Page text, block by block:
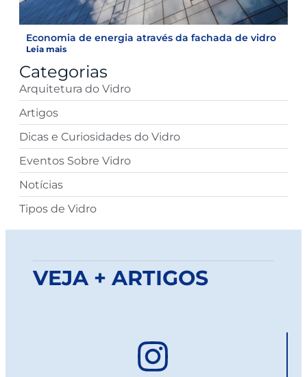
Economia de energia através da fachada de vidro
Leia mais
Categorias
Arquitetura do Vidro
Artigos
Dicas e Curiosidades do Vidro
Eventos Sobre Vidro
Notícias
Tipos de Vidro
VEJA + ARTIGOS